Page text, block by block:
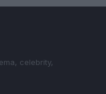
celebrity,